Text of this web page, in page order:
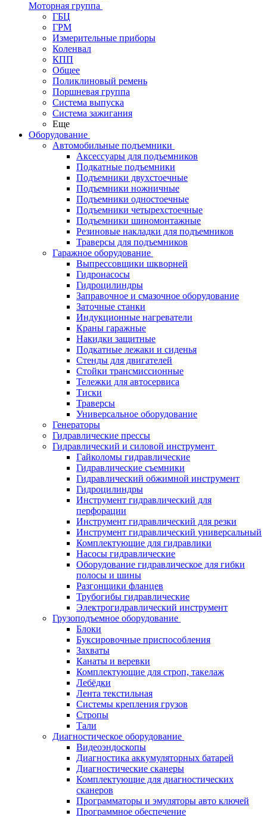
Моторная группа
ГБЦ
ГРМ
Измерительные приборы
Коленвал
КПП
Общее
Поликлиновый ремень
Поршневая группа
Система выпуска
Система зажигания
Еще
Оборудование
Автомобильные подъемники
Аксессуары для подъемников
Подкатные подъемники
Подъемники двухстоечные
Подъемники ножничные
Подъемники одностоечные
Подъемники четырехстоечные
Подъемники шиномонтажные
Резиновые накладки для подъемников
Траверсы для подъемников
Гаражное оборудование
Выпрессовщики шкворней
Гидронасосы
Гидроцилиндры
Заправочное и смазочное оборудование
Заточные станки
Индукционные нагреватели
Краны гаражные
Накидки защитные
Подкатные лежаки и сиденья
Стенды для двигателей
Стойки трансмиссионные
Тележки для автосервиса
Тиски
Траверсы
Универсальное оборудование
Генераторы
Гидравлические прессы
Гидравлический и силовой инструмент
Гайколомы гидравлические
Гидравлические съемники
Гидравлический обжимной инструмент
Гидроцилиндры
Инструмент гидравлический для
перфорации
Инструмент гидравлический для резки
Инструмент гидравлический универсальный
Комплектующие для гидравлики
Насосы гидравлические
Оборудование гидравлическое для гибки
полосы и шины
Разгонщики фланцев
Трубогибы гидравлические
Электрогидравлический инструмент
Грузоподъемное оборудование
Блоки
Буксировочные приспособления
Захваты
Канаты и веревки
Комплектующие для строп, такелаж
Лебёдки
Лента текстильная
Системы крепления грузов
Стропы
Тали
Диагностическое оборудование
Видеоэндоскопы
Диагностика аккумуляторных батарей
Диагностические сканеры
Комплектующие для диагностических
сканеров
Программаторы и эмуляторы авто ключей
Программное обеспечение